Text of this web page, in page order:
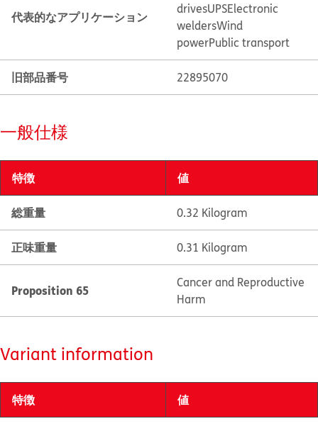
代表的なアプリケーション
drivesUPSElectronic
weldersWind
powerPublic transport
旧部品番号 22895070
一般仕様
特徴 値
総重量 0.32 Kilogram
正味重量 0.31 Kilogram
Proposition 65
Cancer and Reproductive
Harm
Variant information
特徴 値